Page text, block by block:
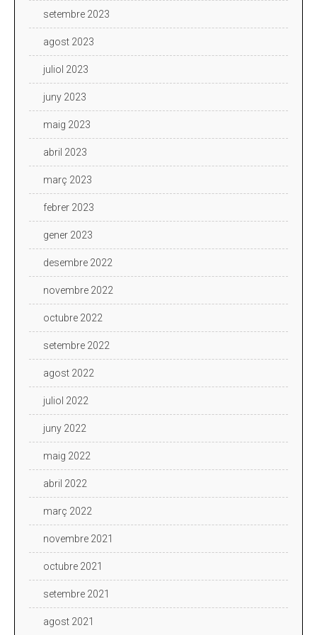
setembre 2023
agost 2023
juliol 2023
juny 2023
maig 2023
abril 2023
març 2023
febrer 2023
gener 2023
desembre 2022
novembre 2022
octubre 2022
setembre 2022
agost 2022
juliol 2022
juny 2022
maig 2022
abril 2022
març 2022
novembre 2021
octubre 2021
setembre 2021
agost 2021